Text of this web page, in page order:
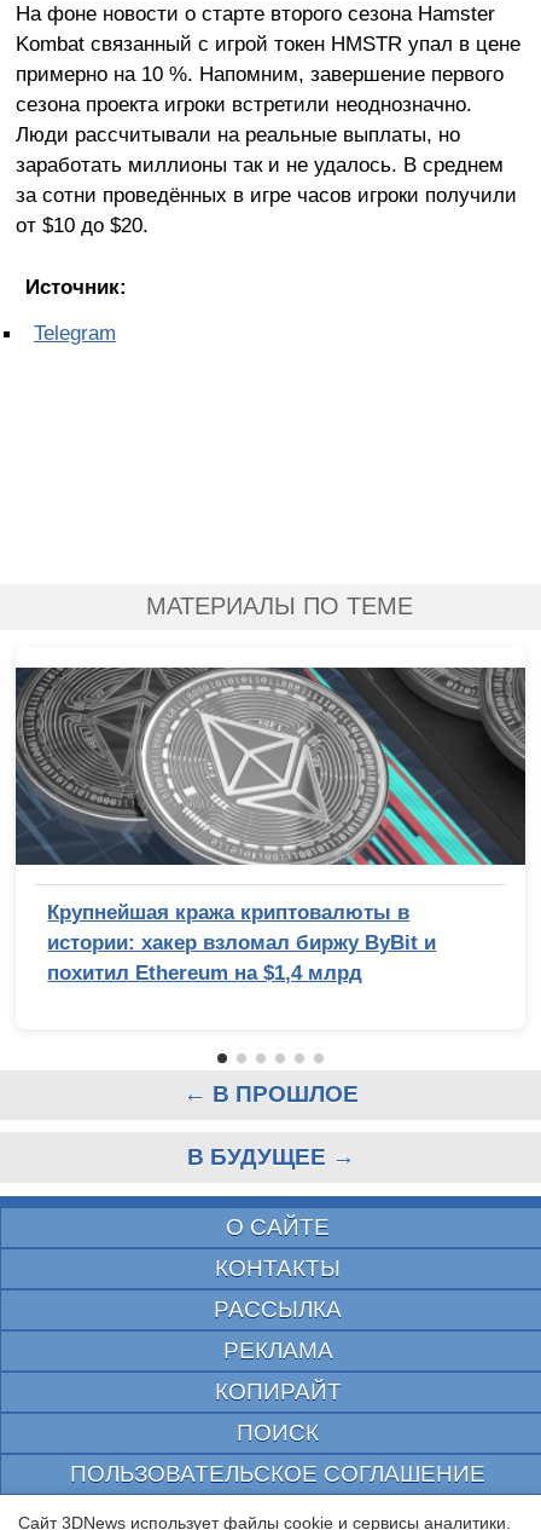
На фоне новости о старте второго сезона Hamster
Kombat связанный с игрой токен HMSTR упал в цене
примерно на 10 %. Напомним, завершение первого
сезона проекта игроки встретили неоднозначно.
Люди рассчитывали на реальные выплаты, но
заработать миллионы так и не удалось. В среднем
за сотни проведённых в игре часов игроки получили
от $10 до $20.
Источник:
Telegram
МАТЕРИАЛЫ ПО ТЕМЕ
Крупнейшая кража криптовалюты в
истории: хакер взломал биржу ByBit и
похитил Ethereum на $1,4 млрд
← В ПРОШЛОЕ
В БУДУЩЕЕ →
О САЙТЕ
КОНТАКТЫ
РАССЫЛКА
РЕКЛАМА
КОПИРАЙТ
ПОИСК
ПОЛЬЗОВАТЕЛЬСКОЕ СОГЛАШЕНИЕ
ЗАЩИЩЕНО CURATOR
Сайт 3DNews использует файлы cookie и сервисы аналитики.